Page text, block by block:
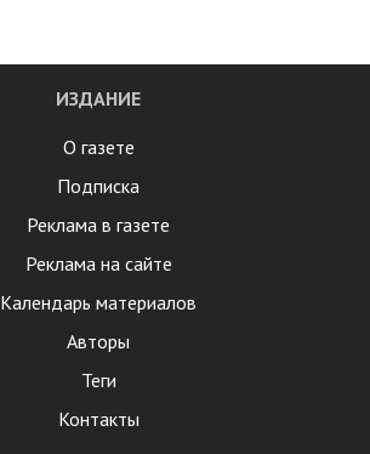
ИЗДАНИЕ
О газете
Подписка
Реклама в газете
Реклама на сайте
Календарь материалов
Авторы
Теги
Контакты